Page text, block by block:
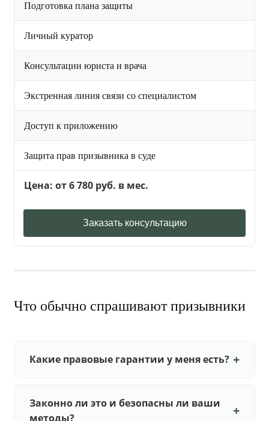
Подготовка плана защиты
Личный куратор
Консультации юриста и врача
Экстренная линия связи со специалистом
Доступ к приложению
Защита прав призывника в суде
Цена: от 6 780 руб. в мес.
Заказать консультацию
Что обычно спрашивают призывники
Какие правовые гарантии у меня есть?
Законно ли это и безопасны ли ваши
методы?